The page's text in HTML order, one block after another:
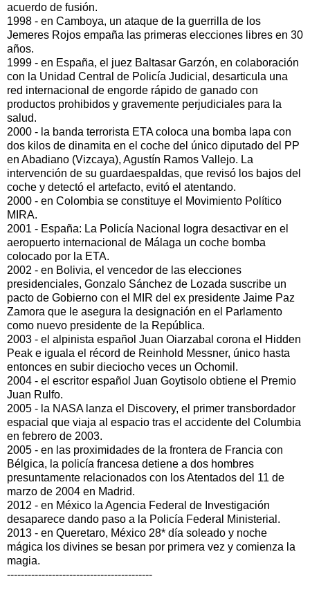
acuerdo de fusión.
1998 - en Camboya, un ataque de la guerrilla de los
Jemeres Rojos empaña las primeras elecciones libres en 30
años.
1999 - en España, el juez Baltasar Garzón, en colaboración
con la Unidad Central de Policía Judicial, desarticula una
red internacional de engorde rápido de ganado con
productos prohibidos y gravemente perjudiciales para la
salud.
2000 - la banda terrorista ETA coloca una bomba lapa con
dos kilos de dinamita en el coche del único diputado del PP
en Abadiano (Vizcaya), Agustín Ramos Vallejo. La
intervención de su guardaespaldas, que revisó los bajos del
coche y detectó el artefacto, evitó el atentando.
2000 - en Colombia se constituye el Movimiento Político
MIRA.
2001 - España: La Policía Nacional logra desactivar en el
aeropuerto internacional de Málaga un coche bomba
colocado por la ETA.
2002 - en Bolivia, el vencedor de las elecciones
presidenciales, Gonzalo Sánchez de Lozada suscribe un
pacto de Gobierno con el MIR del ex presidente Jaime Paz
Zamora que le asegura la designación en el Parlamento
como nuevo presidente de la República.
2003 - el alpinista español Juan Oiarzabal corona el Hidden
Peak e iguala el récord de Reinhold Messner, único hasta
entonces en subir dieciocho veces un Ochomil.
2004 - el escritor español Juan Goytisolo obtiene el Premio
Juan Rulfo.
2005 - la NASA lanza el Discovery, el primer transbordador
espacial que viaja al espacio tras el accidente del Columbia
en febrero de 2003.
2005 - en las proximidades de la frontera de Francia con
Bélgica, la policía francesa detiene a dos hombres
presuntamente relacionados con los Atentados del 11 de
marzo de 2004 en Madrid.
2012 - en México la Agencia Federal de Investigación
desaparece dando paso a la Policía Federal Ministerial.
2013 - en Queretaro, México 28* día soleado y noche
mágica los divines se besan por primera vez y comienza la
magia.
------------------------------------------